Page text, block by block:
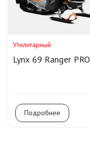
Утилитарный
Lynx 69 Ranger PRO
Подробнее